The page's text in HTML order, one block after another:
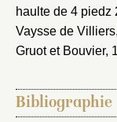
haulte de 4 piedz
Vaysse de
Gruot et Bouvier,
Bibliographie